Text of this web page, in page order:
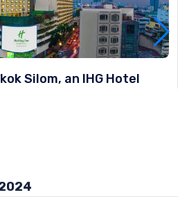
Silom, an IHG Hotel